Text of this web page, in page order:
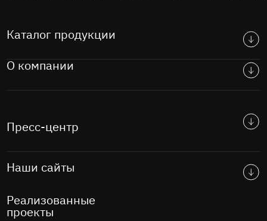
Каталог продукции
О компании
Пресс-центр
Наши сайты
Реализованные
проекты